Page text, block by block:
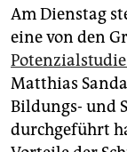
Am Dienstag
eine von den
Matthias
Bildungs- und
durchgeführt